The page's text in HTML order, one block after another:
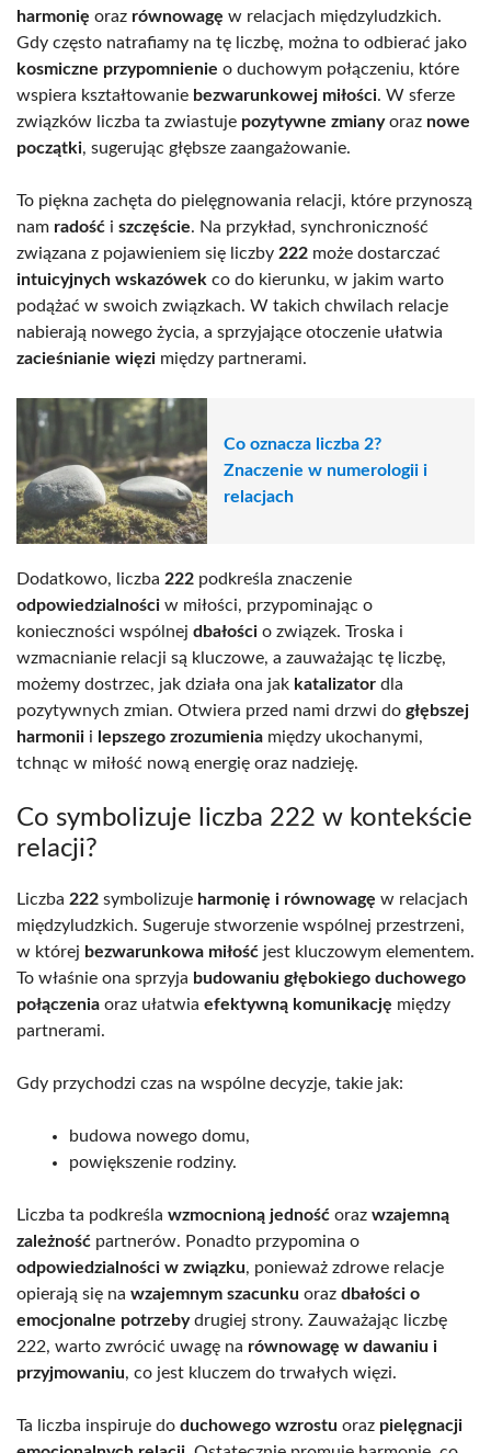
harmonię oraz równowagę w relacjach międzyludzkich.
Gdy często natrafiamy na tę liczbę, można to odbierać jako
kosmiczne przypomnienie o duchowym połączeniu, które
wspiera kształtowanie bezwarunkowej miłości. W sferze
związków liczba ta zwiastuje pozytywne zmianyoraz nowe
początki, sugerując głębsze zaangażowanie.
To piękna zachęta do pielęgnowania relacji, które przynoszą
nam radość i szczęście. Na przykład, synchroniczność
związana z pojawieniem się liczby 222 może dostarczać
intuicyjnych wskazówek co do kierunku, w jakim warto
podążać w swoich związkach. W takich chwilach relacje
nabierają nowego życia, a sprzyjające otoczenie ułatwia
zacieśnianie więzi między partnerami.
Co oznacza liczba 2?
Znaczenie w numerologii i
relacjach
Dodatkowo, liczba 222 podkreśla znaczenie
odpowiedzialności w miłości, przypominając o
konieczności wspólnej dbałości o związek. Troska i
wzmacnianie relacji są kluczowe, a zauważając tę liczbę,
możemy dostrzec, jak działa ona jak katalizator dla
pozytywnych zmian. Otwiera przed nami drzwi do głębszej
harmonii i lepszego zrozumienia między ukochanymi,
tchnąc w miłość nową energię oraz nadzieję.
Co symbolizuje liczba 222 w kontekście
relacji?
Liczba 222 symbolizuje harmonię i równowagę w relacjach
międzyludzkich. Sugeruje stworzenie wspólnej przestrzeni,
w której bezwarunkowa miłość jest kluczowym elementem.
To właśnie ona sprzyja budowaniu głębokiego duchowego
połączenia oraz ułatwia efektywną komunikację między
partnerami.
Gdy przychodzi czas na wspólne decyzje, takie jak:
budowa nowego domu,
powiększenie rodziny.
Liczba ta podkreśla wzmocnioną jedność oraz wzajemną
zależność partnerów. Ponadto przypomina o
odpowiedzialności w związku, ponieważ zdrowe relacje
opierają się na wzajemnym szacunku oraz dbałości o
emocjonalne potrzebydrugiej strony. Zauważając liczbę
222, warto zwrócić uwagę na równowagę w dawaniu i
przyjmowaniu, co jest kluczem do trwałych więzi.
Ta liczba inspiruje do duchowego wzrostu oraz pielęgnacji